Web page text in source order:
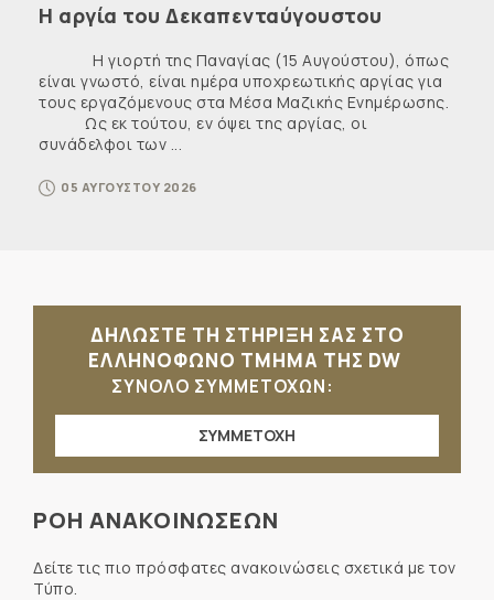
Η αργία του Δεκαπενταύγουστου
Η γιορτή της Παναγίας (15 Αυγούστου), όπως
είναι γνωστό, είναι ημέρα υποχρεωτικής αργίας για
τους εργαζόμενους στα Μέσα Μαζικής Ενημέρωσης.
Ως εκ τούτου, εν όψει της αργίας, οι
συνάδελφοι των ...
05 ΑΥΓΟΥΣΤΟΥ 2026
ΔΗΛΩΣΤΕ ΤΗ ΣΤΗΡΙΞΗ ΣΑΣ ΣΤΟ
ΕΛΛΗΝΟΦΩΝΟ ΤΜΗΜΑ ΤΗΣ DW
ΣΥΝΟΛΟ ΣΥΜΜΕΤΟΧΩΝ:
ΣΥΜΜΕΤΟΧΗ
ΡΟΗ ΑΝΑΚΟΙΝΩΣΕΩΝ
Δείτε τις πιο πρόσφατες ανακοινώσεις σχετικά με τον
Τύπο.